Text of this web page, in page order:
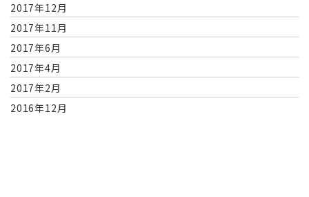
2017年12月
2017年11月
2017年6月
2017年4月
2017年2月
2016年12月